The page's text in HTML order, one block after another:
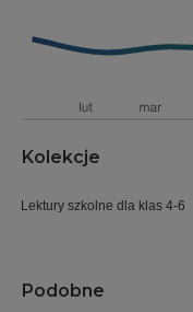
Kolekcje
Lektury szkolne dla klas 4-6
Podobne